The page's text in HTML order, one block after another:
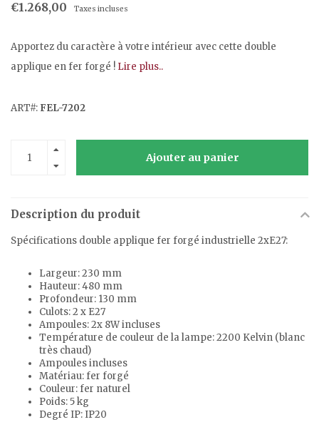
€1.268,00 Taxes incluses
Apportez du caractère à votre intérieur avec cette double
applique en fer forgé ! Lire plus..
ART#: FEL-7202
Ajouter au panier
Description du produit
Spécifications double applique fer forgé industrielle 2xE27:
Largeur: 230 mm
Hauteur: 480 mm
Profondeur: 130 mm
Culots: 2 x E27
Ampoules: 2x 8W incluses
Température de couleur de la lampe: 2200 Kelvin (blanc
très chaud)
Ampoules incluses
Matériau: fer forgé
Couleur: fer naturel
Poids: 5 kg
Degré IP: IP20